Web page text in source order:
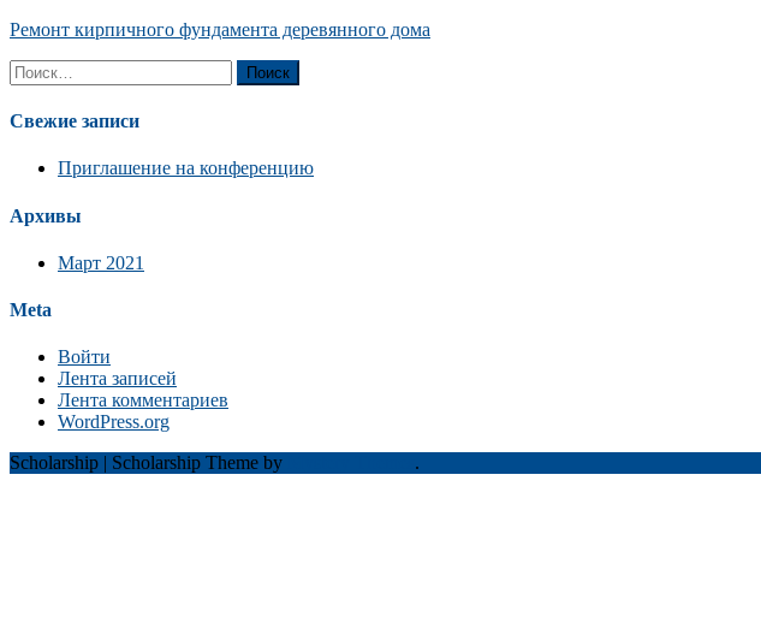
Ремонт кирпичного фундамента деревянного дома
Найти:
Свежие записи
Приглашение на конференцию
Архивы
Март 2021
Meta
Войти
Лента записей
Лента комментариев
WordPress.org
Scholarship
Scholarship Theme by .